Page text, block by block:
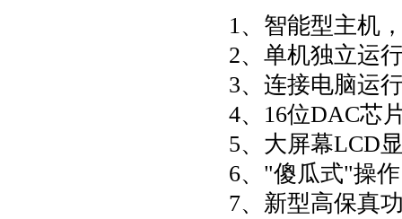
1、智能型主机
2、单机独立运
3、连接电脑运
4、16位DAC芯
5、大屏幕LCD
6、"傻瓜式"操
7、新型高保真